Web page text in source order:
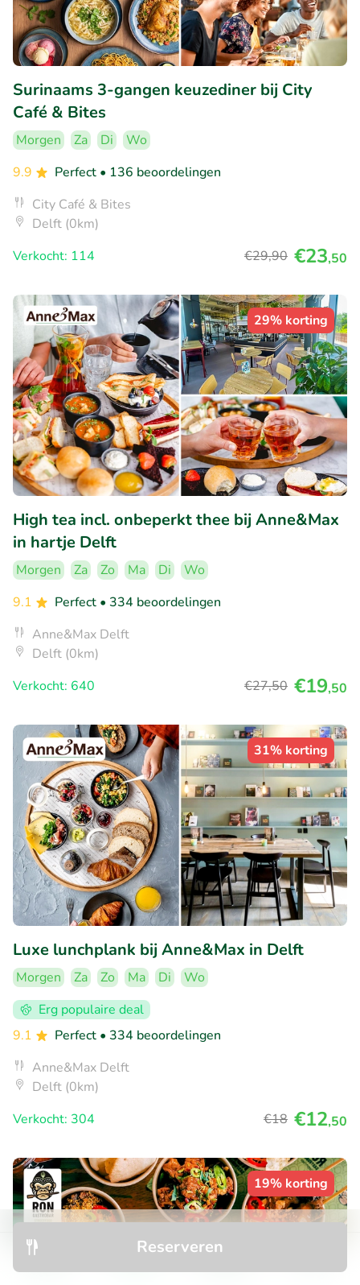
Reserveren
Surinaams 3-gangen keuzediner bij City
Café & Bites
Morgen Za Di
Wo
9.9
Perfect • 136 beoordelingen
City Café & Bites
Delft (0km)
Verkocht: 114
€29,90 €23,50
29% korting
High tea incl. onbeperkt thee bij Anne&Max
in hartje Delft
Morgen Za Zo Ma Di
Wo
9.1
Perfect • 334 beoordelingen
Anne&Max Delft
Delft (0km)
Verkocht: 640
€27,50 €19,50
31% korting
Luxe lunchplank bij Anne&Max in Delft
Morgen Za Zo Ma Di
Wo
Erg populaire deal
9.1
Perfect • 334 beoordelingen
Anne&Max Delft
Delft (0km)
Verkocht: 304
€18 €12,50
19% korting